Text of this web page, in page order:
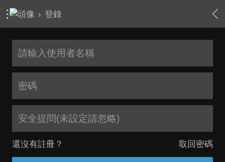
› 登錄
安全提問(未設定請忽略)
還沒有註冊？ 取回密碼